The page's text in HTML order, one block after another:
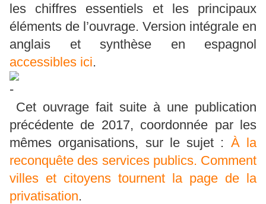
les chiffres essentiels et les principaux
éléments de l’ouvrage. Version intégrale en
anglais et synthèse en espagnol
accessibles ici.
Cet ouvrage fait suite à une publication
précédente de 2017, coordonnée par les
mêmes organisations, sur le sujet : À la
reconquête des services publics. Comment
villes et citoyens tournent la page de la
privatisation.